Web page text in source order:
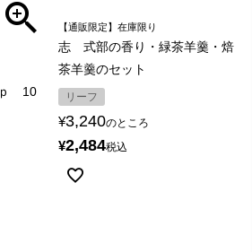
10
【通販限定】在庫限り
志 式部の香り・緑茶羊羹・焙
茶羊羹のセット
リーフ
¥3,240のところ
¥2,484税込